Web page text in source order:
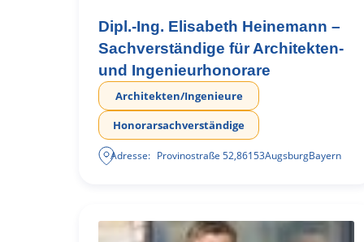
Dipl.-Ing. Elisabeth Heinemann –
Sachverständige für Architekten-
und Ingenieurhonorare
Architekten/Ingenieure
Honorarsachverständige
Adresse: Provinostraße 52,86153AugsburgBayern